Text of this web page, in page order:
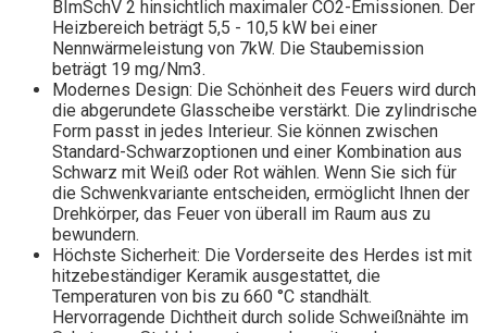
BImSchV 2 hinsichtlich maximaler CO2-Emissionen. Der
Heizbereich beträgt 5,5 - 10,5 kW bei einer
Nennwärmeleistung von 7kW. Die Staubemission
beträgt 19 mg/Nm3.
Modernes Design: Die Schönheit des Feuers wird durch
die abgerundete Glasscheibe verstärkt. Die zylindrische
Form passt in jedes Interieur. Sie können zwischen
Standard-Schwarzoptionen und einer Kombination aus
Schwarz mit Weiß oder Rot wählen. Wenn Sie sich für
die Schwenkvariante entscheiden, ermöglicht Ihnen der
Drehkörper, das Feuer von überall im Raum aus zu
bewundern.
Höchste Sicherheit: Die Vorderseite des Herdes ist mit
hitzebeständiger Keramik ausgestattet, die
Temperaturen von bis zu 660 °C standhält.
Hervorragende Dichtheit durch solide Schweißnähte im